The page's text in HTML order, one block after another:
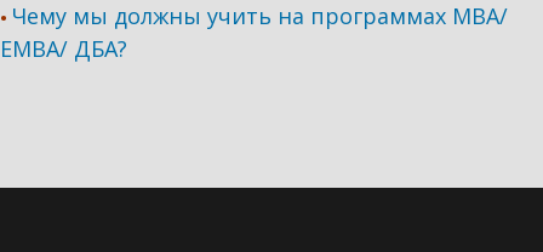
• Чему мы должны учить на программах МВА/
ЕМВА/ ДБА?